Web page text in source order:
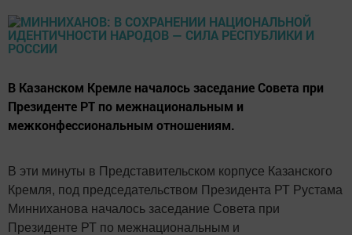
В Казанском Кремле началось заседание Совета при
Президенте РТ по межнациональным и
межконфессиональным отношениям.
В эти минуты в Представительском корпусе Казанского
Кремля, под председательством Президента РТ Рустама
Минниханова началось заседание Совета при
Президенте РТ по межнациональным и